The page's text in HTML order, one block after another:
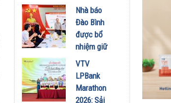
Sức khỏe
và Đời
sống tổ
chức Cuộc
thi “Tôi
Khỏe Đẹp
Hơn” lần
thứ 5 để
Nhà báo
Đào Bình
được bổ
nhiệm giữ
chức Tổng
Biên tập
Tạp chí
Doanh
VTV
LPBank
Marathon
2026: Sải